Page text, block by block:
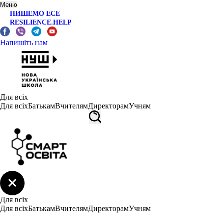
Меню
ПИШЕМО ЕСЕ
RESILIENCE.HELP
Напишіть нам
Для всіх
Для всіхБатькамВчителямДиректорамУчням
Для всіх
Для всіхБатькамВчителямДиректорамУчням